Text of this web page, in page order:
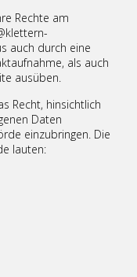
Rechte am
auch durch eine
als auch
ausüben.
Recht, hinsichtlich
Daten
einzubringen. Die
lauten: